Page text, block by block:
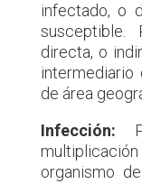
infectado, o
susceptible.
directa, o
intermediario
de área
Infección:
organismo